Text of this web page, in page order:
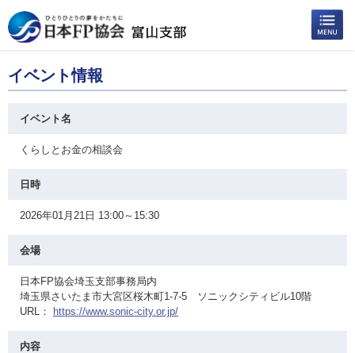
イベント情報
イベント名
くらしとお金の相談会
日時
2026年01月21日 13:00～15:30
会場
日本FP協会埼玉支部事務局内
埼玉県さいたま市大宮区桜木町1-7-5 ソニックシティビル10階
URL：
https://www.sonic-city.or.jp/
内容